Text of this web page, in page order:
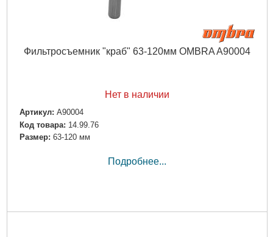
Фильтросъемник "краб" 63-120мм OMBRA A90004
Нет в наличии
Артикул: A90004
Код товара: 14.99.76
Размер: 63-120 мм
Подробнее...